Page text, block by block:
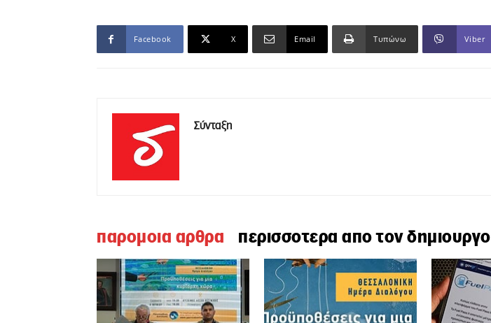
Facebook X Email Τυπώνω Viber
Σύνταξη
παρομοια αρθρα περισσοτερα απο τον δημιουργο